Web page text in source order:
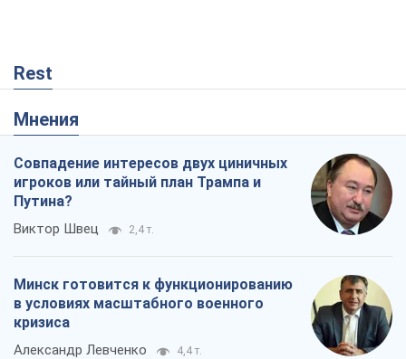
Rest
Мнения
Совпадение интересов двух циничных
игроков или тайный план Трампа и
Путина?
Виктор Швец 2,4 т.
Минск готовится к функционированию
в условиях масштабного военного
кризиса
Александр Левченко 4,4 т.